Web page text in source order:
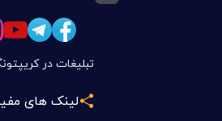
تبلیغات در
لینک های